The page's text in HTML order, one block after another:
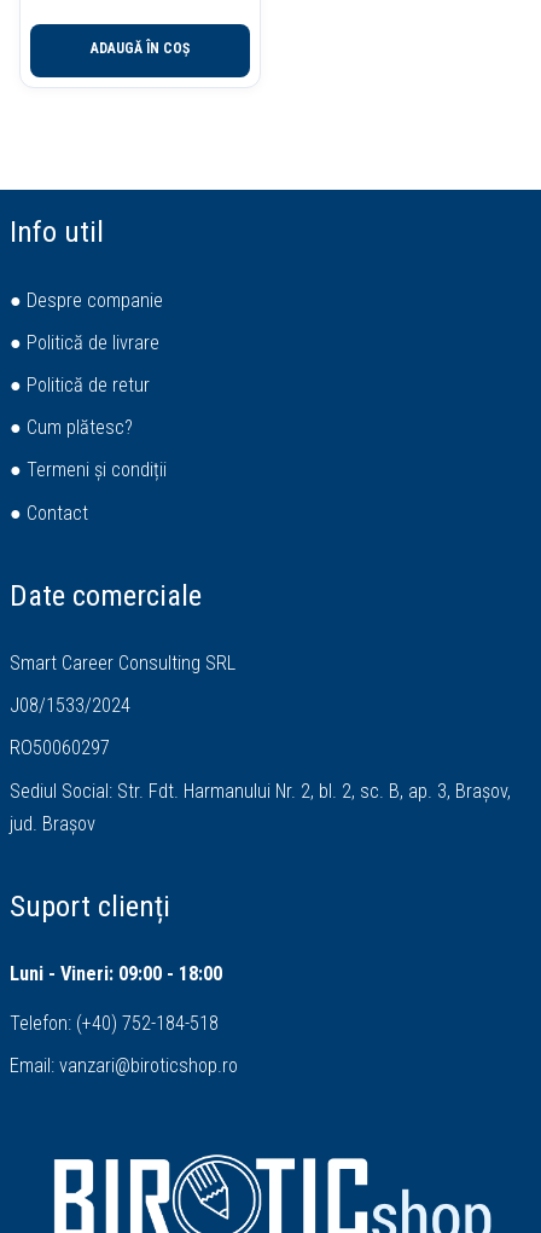
ADAUGĂ ÎN COȘ
Info util
● Despre companie
● Politică de livrare
● Politică de retur
● Cum plătesc?
● Termeni și condiții
● Contact
Date comerciale
Smart Career Consulting SRL
J08/1533/2024
RO50060297
Sediul Social: Str. Fdt. Harmanului Nr. 2, bl. 2, sc. B, ap. 3, Brașov,
jud. Brașov
Suport clienți
Luni - Vineri: 09:00 - 18:00
Telefon: (+40) 752-184-518
Email: vanzari@biroticshop.ro